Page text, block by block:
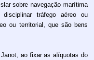
sobre navegação marítima
tráfego aéreo ou
ou territorial, que são bens
ao fixar as alíquotas do